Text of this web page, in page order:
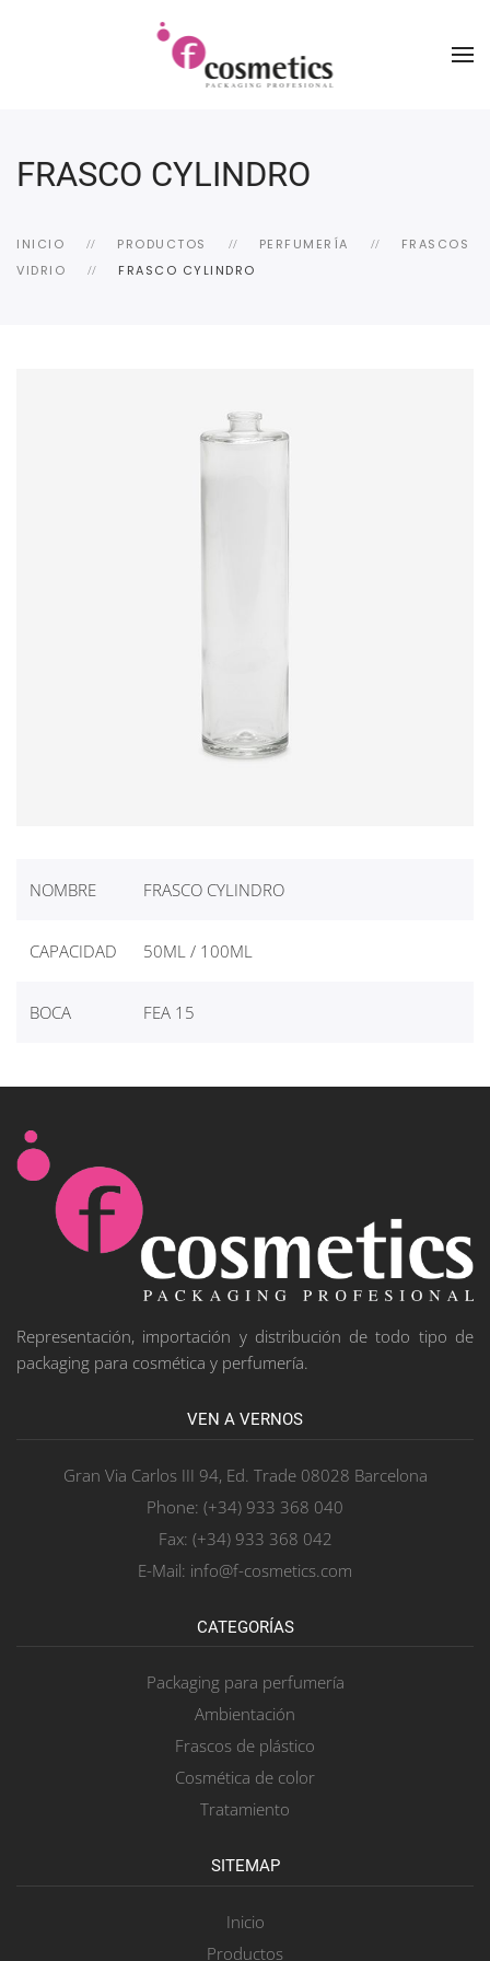
FRASCO CYLINDRO
INICIO PRODUCTOS PERFUMERÍA
FRASCOS
VIDRIO
FRASCO CYLINDRO
NOMBRE FRASCO CYLINDRO
CAPACIDAD 50ML / 100ML
BOCA FEA 15
Representación, importación y distribución de todo tipo de
packaging para cosmética y perfumería.
VEN A VERNOS
Gran Via Carlos III 94, Ed. Trade 08028 Barcelona
Phone: (+34) 933 368 040
Fax: (+34) 933 368 042
E-Mail: info@f-cosmetics.com
CATEGORÍAS
Packaging para perfumería
Ambientación
Frascos de plástico
Cosmética de color
Tratamiento
SITEMAP
Inicio
Productos